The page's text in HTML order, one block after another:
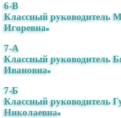
6-В
Классный руководитель
Игоревна
7-А
Классный руководитель
Ивановна
7-Б
Классный руководитель
Николаевна